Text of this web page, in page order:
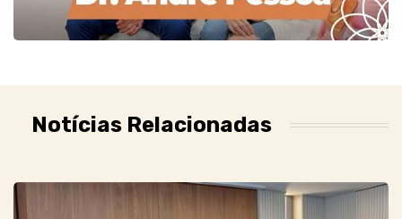
Notícias Relacionadas